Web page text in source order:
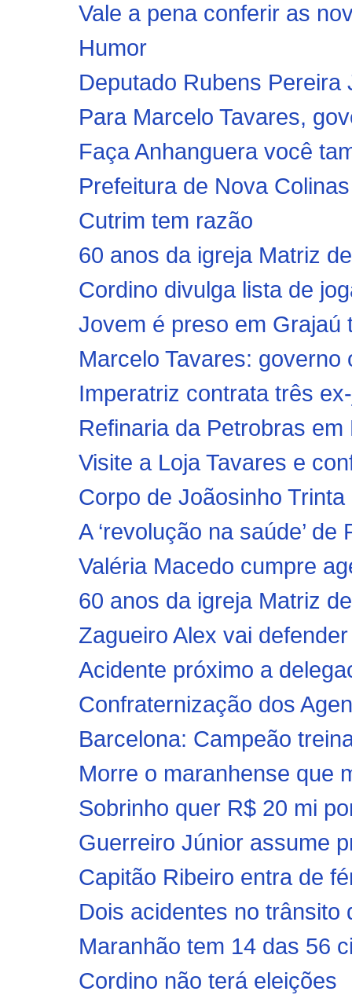
Vale a pena conferir as
Humor
Deputado Rubens
Para Marcelo Tavares,
Faça Anhanguera você
Prefeitura de Nova
Cutrim tem razão
60 anos da igreja Matriz
Cordino divulga lista de
Jovem é preso em Grajaú
Marcelo Tavares:
Imperatriz contrata três
Refinaria da Petrobras
Visite a Loja Tavares e
Corpo de Joãosinho
A ‘revolução na saúde’
Valéria Macedo cumpre
60 anos da igreja Matriz
Zagueiro Alex vai
Acidente próximo a
Confraternização dos
Barcelona: Campeão
Morre o maranhense que
Sobrinho quer R$ 20 mi
Guerreiro Júnior assume
Capitão Ribeiro entra de
Dois acidentes no trânsito
Maranhão tem 14 das 56
Cordino não terá eleições